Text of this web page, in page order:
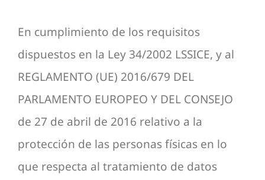
En cumplimiento de los requisitos
dispuestos en la Ley 34/2002 LSSICE, y al
REGLAMENTO (UE) 2016/679 DEL
PARLAMENTO EUROPEO Y DEL CONSEJO
de 27 de abril de 2016 relativo a la
protección de las personas físicas en lo
que respecta al tratamiento de datos